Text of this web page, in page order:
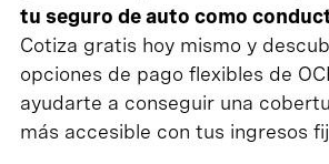
tu seguro de auto como
Cotiza gratis hoy mismo y
opciones de pago flexibles de
ayudarte a conseguir una
más accesible con tus ingresos